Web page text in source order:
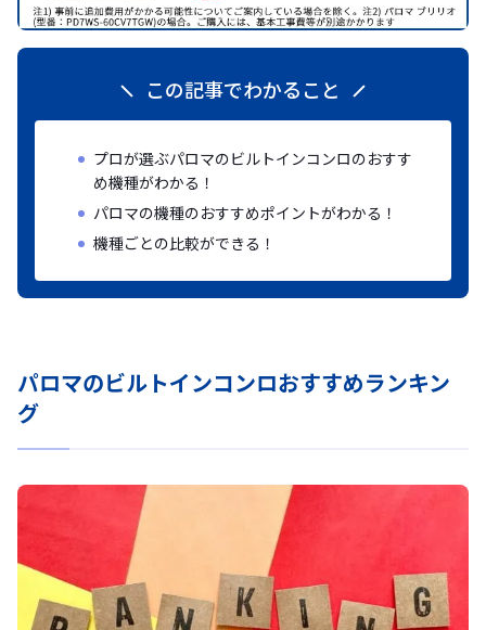
この記事でわかること
プロが選ぶパロマのビルトインコンロのおすす
め機種がわかる！
パロマの機種のおすすめポイントがわかる！
機種ごとの比較ができる！
パロマのビルトインコンロおすすめランキン
グ